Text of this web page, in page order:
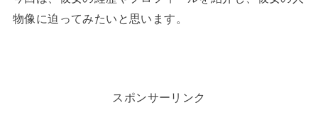
物像に迫ってみたいと思います。
スポンサーリンク